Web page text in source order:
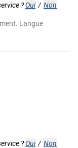
?Oui / Non
Langue
?Oui / Non